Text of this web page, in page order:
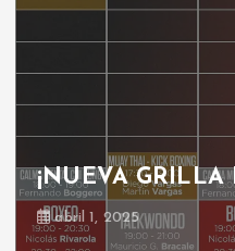
¡NUEVA
abril 1, 2025